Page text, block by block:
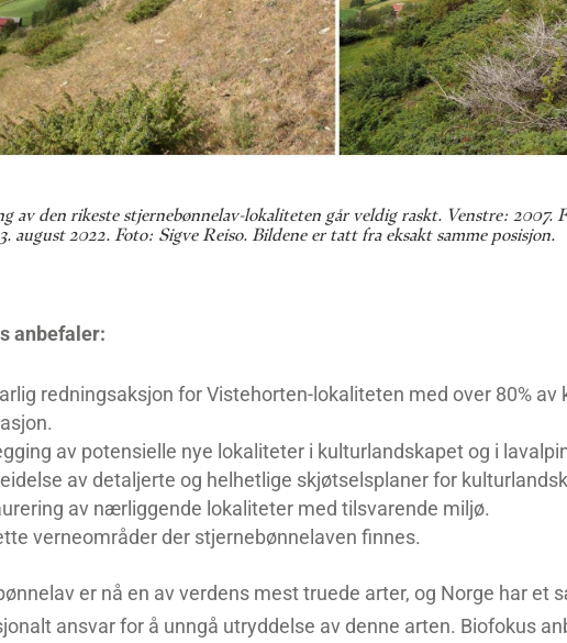
av den rikeste stjernebønnelav-lokaliteten går veldig raskt. Venstre: 2007.
august 2022. Foto: Sigve Reiso. Bildene er tatt fra eksakt samme posisjon.
anbefaler:
redningsaksjon for Vistehorten-lokaliteten med over 80% av
av potensielle nye lokaliteter i kulturlandskapet og i
av detaljerte og helhetlige skjøtselsplaner for
av nærliggende lokaliteter med tilsvarende miljø.
verneområder der stjernebønnelaven finnes.
er nå en av verdens mest truede arter, og Norge har et
ansvar for å unngå utryddelse av denne arten. Biofokus